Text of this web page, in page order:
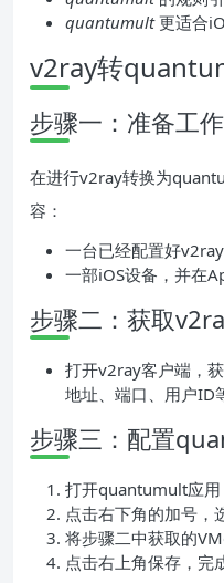
quantumult更适合
v2ray转
步骤一：准备工作
在进行v2ray转换为
容：
一台已经配置好
一部iOS设备，并在
步骤二：获取
打开v2ray客户端，
地址、端口、用户ID
步骤三：配置
打开quantumult应用
点击右下角的加号，
将步骤二中获取的
点击右上角保存，完